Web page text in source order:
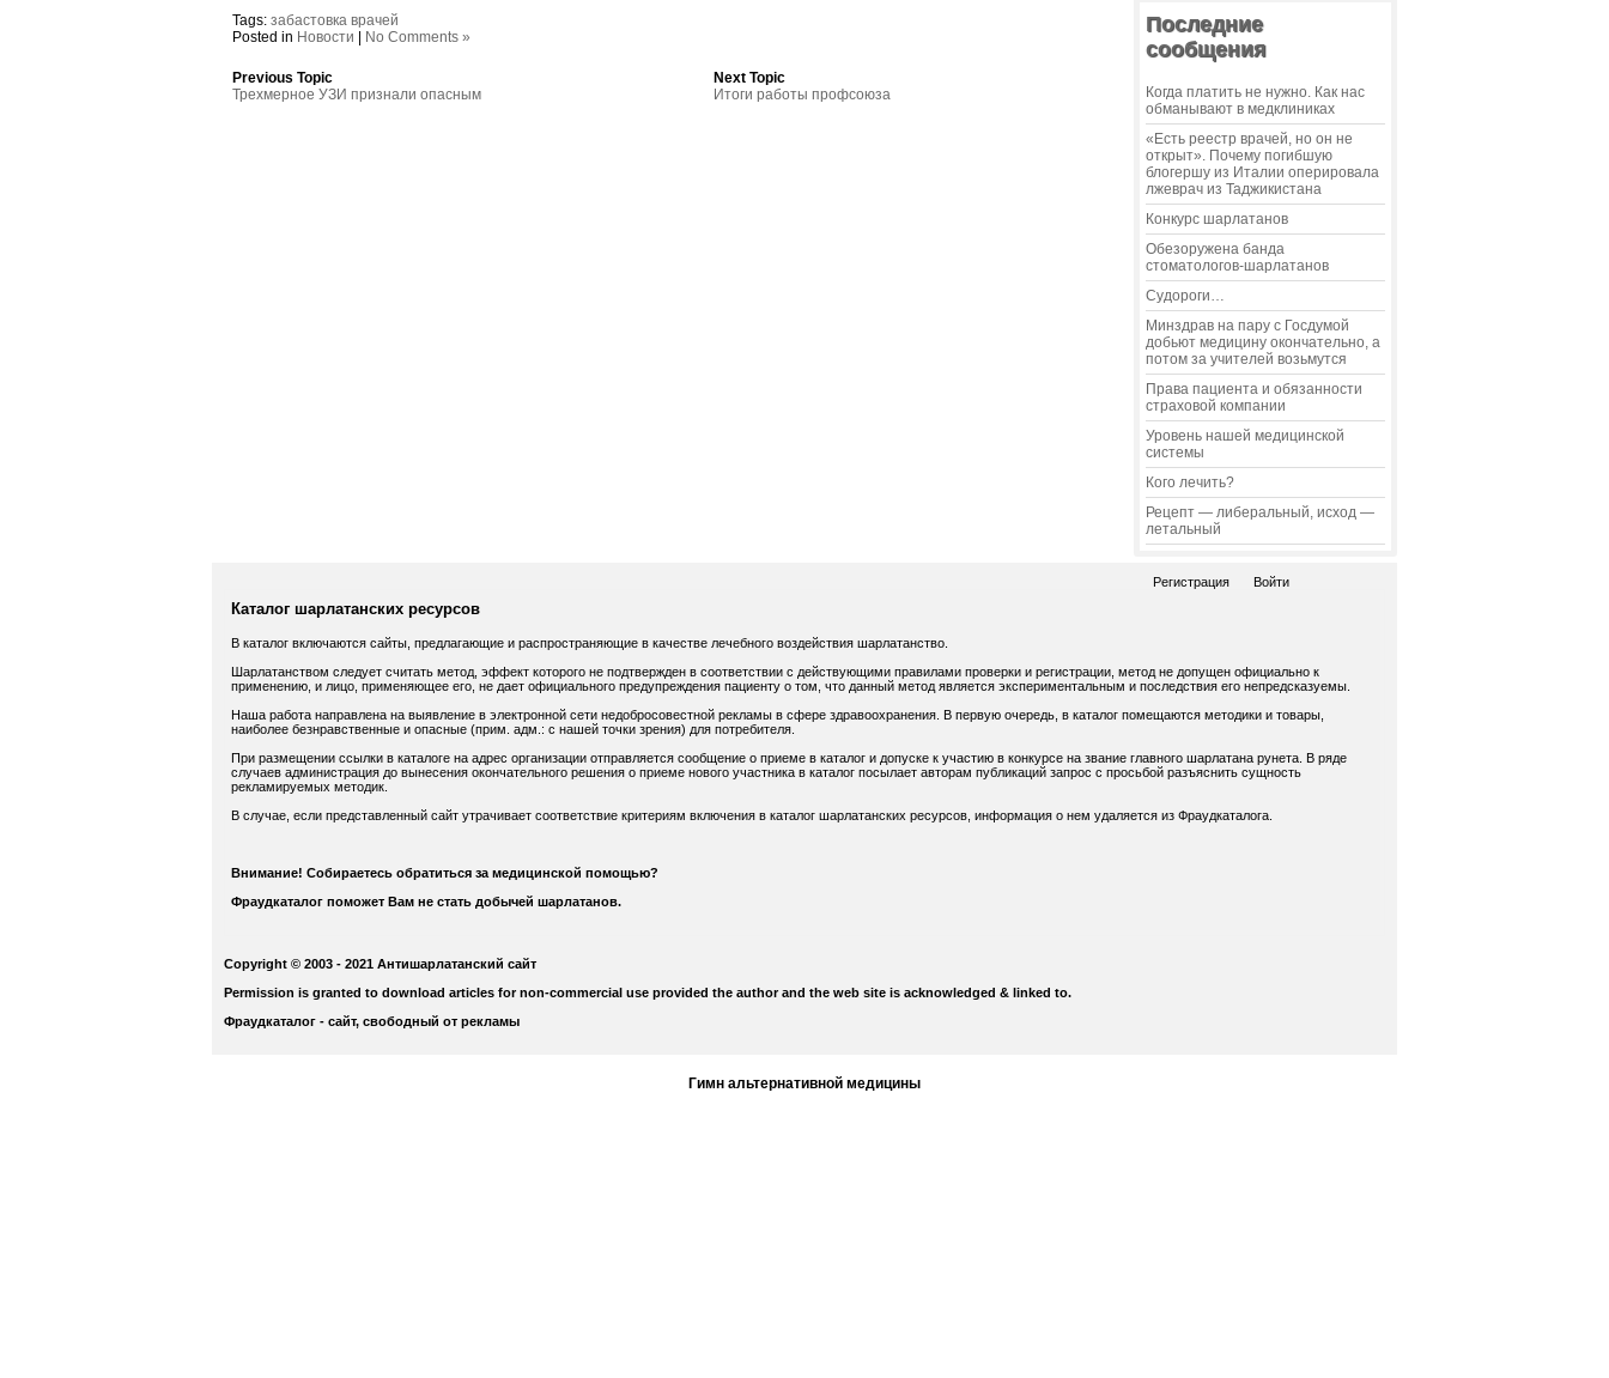
Tags:забастовка врачей
Posted in Новости No Comments »
Previous Topic
Трехмерное УЗИ признали опасным
Next Topic
Итоги работы профсоюза
Последние
сообщения
Когда платить не нужно. Как нас
обманывают в медклиниках
«Есть реестр врачей, но он не
открыт». Почему погибшую
блогершу из Италии оперировала
лжеврач из Таджикистана
Конкурс шарлатанов
Обезоружена банда
стоматологов-шарлатанов
Судороги…
Минздрав на пару с Госдумой
добьют медицину окончательно, а
потом за учителей возьмутся
Права пациента и обязанности
страховой компании
Уровень нашей медицинской
системы
Кого лечить?
Рецепт — либеральный, исход —
летальный
Регистрация Войти
Каталог шарлатанских ресурсов
В каталог включаются сайты, предлагающие и распространяющие в качестве лечебного воздействия шарлатанство.
Шарлатанством следует считать метод, эффект которого не подтвержден в соответствии с действующими правилами проверки и регистрации, метод не допущен официально к
применению, и лицо, применяющее его, не дает официального предупреждения пациенту о том, что данный метод является экспериментальным и последствия его непредсказуемы.
Наша работа направлена на выявление в электронной сети недобросовестной рекламы в сфере здравоохранения. В первую очередь, в каталог помещаются методики и товары,
наиболее безнравственные и опасные (прим. адм.: с нашей точки зрения) для потребителя.
При размещении ссылки в каталоге на адрес организации отправляется сообщение о приеме в каталог и допуске к участию в конкурсе на звание главного шарлатана рунета. В ряде
случаев администрация до вынесения окончательного решения о приеме нового участника в каталог посылает авторам публикаций запрос с просьбой разъяснить сущность
рекламируемых методик.
В случае, если представленный сайт утрачивает соответствие критериям включения в каталог шарлатанских ресурсов, информация о нем удаляется из Фраудкаталога.
Внимание! Собираетесь обратиться за медицинской помощью?
Фраудкаталог поможет Вам не стать добычей шарлатанов.
Copyright © 2003 - 2021 Антишарлатанский сайт
Permission is granted to download articles for non-commercial use provided the author and the web site is acknowledged & linked to.
Фраудкаталог - сайт, свободный от рекламы
Гимн альтернативной медицины